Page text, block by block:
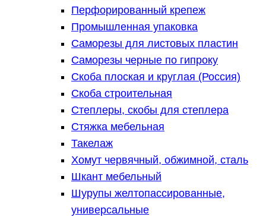
Перфорированный крепеж
Промышленная упаковка
Саморезы для листовых пластин
Саморезы черные по гипроку
Скоба плоская и круглая (Россия)
Скоба строительная
Степлеры, скобы для степлера
Стяжка мебельная
Такелаж
Хомут червячный, обжимной, сталь
Шкант мебельный
Шурупы желтопассированные,
универсальные